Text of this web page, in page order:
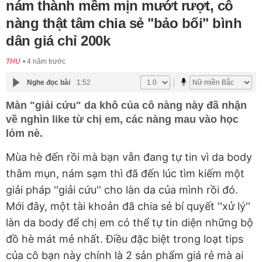
nám thành mềm mịn mướt rượt, cô
nàng thật tâm chia sẻ "bảo bối" bình
dân giá chỉ 200k
THU 4 năm trước
Nghe đọc bài 1:52
Màn "giải cứu" da khô của cô nàng này đã nhận
về nghìn like từ chị em, các nàng mau vào học
lỏm nè.
Mùa hè đến rồi mà bạn vẫn đang tự tin vì da body
thâm mụn, nám sạm thì đã đến lúc tìm kiếm một
giải pháp ''giải cứu'' cho làn da của mình rồi đó.
Mới đây, một tài khoản đã chia sẻ bí quyết ''xử lý''
làn da body để chị em có thể tự tin diện những bộ
đồ hè mát mẻ nhất. Điều đặc biệt trong loạt tips
của cô bạn này chính là 2 sản phẩm giá rẻ mà ai